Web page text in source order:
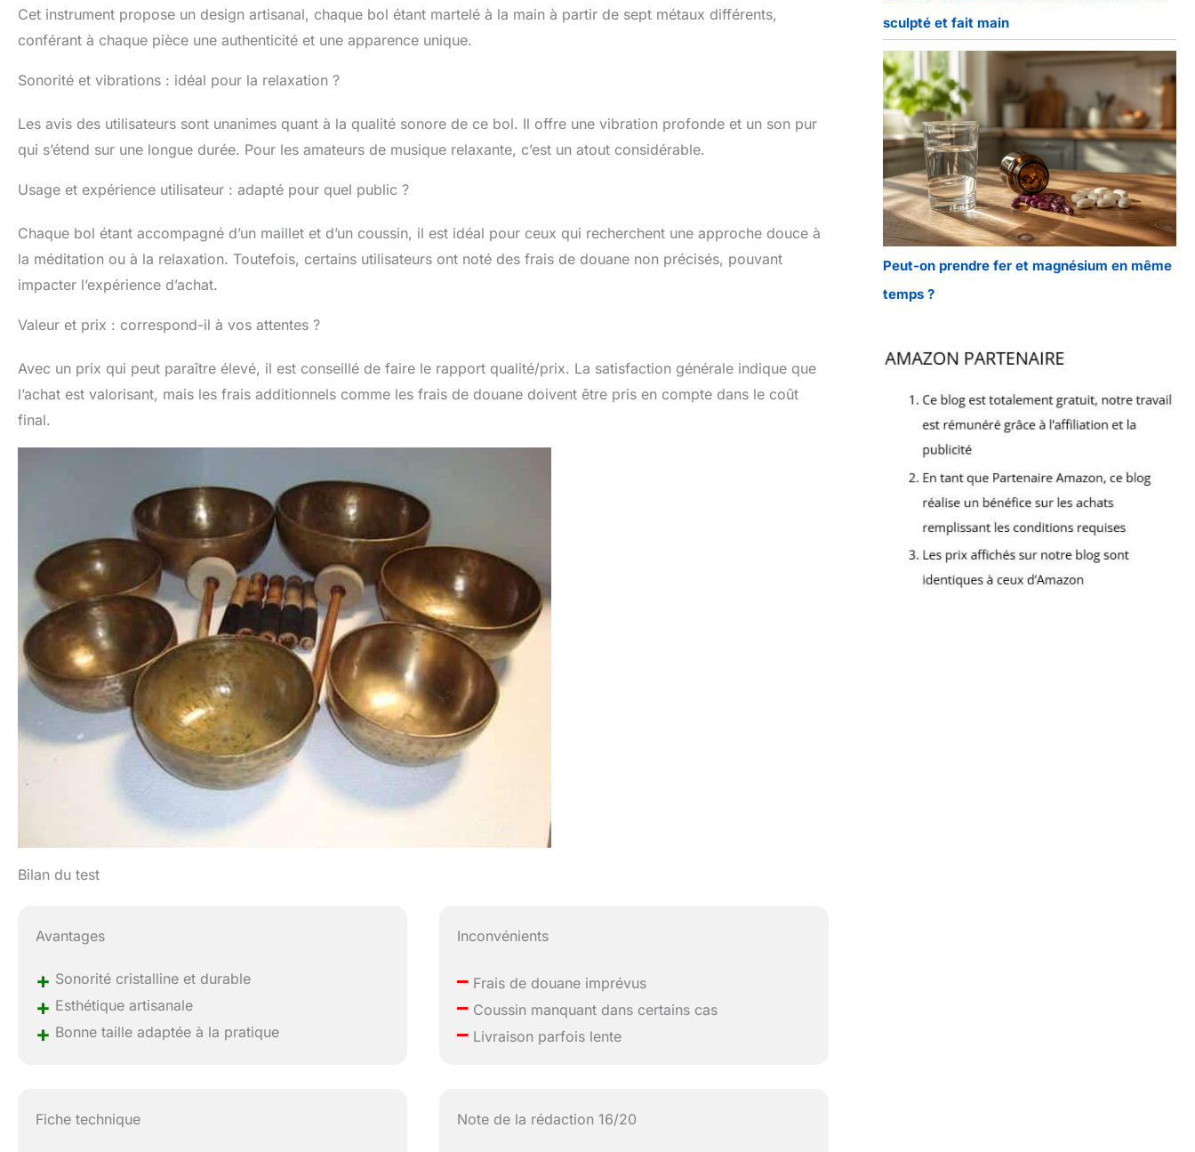
sélectionné pour le meilleur son et fabrication.
Cet instrument propose un design artisanal, chaque bol étant martelé à la main à partir de sept métaux différents,
conférant à chaque pièce une authenticité et une apparence unique.
Sonorité et vibrations : idéal pour la relaxation ?
Les avis des utilisateurs sont unanimes quant à la qualité sonore de ce bol. Il offre une vibration profonde et un son pur
qui s’étend sur une longue durée. Pour les amateurs de musique relaxante, c’est un atout considérable.
Usage et expérience utilisateur : adapté pour quel public ?
Chaque bol étant accompagné d’un maillet et d’un coussin, il est idéal pour ceux qui recherchent une approche douce à
la méditation ou à la relaxation. Toutefois, certains utilisateurs ont noté des frais de douane non précisés, pouvant
impacter l’expérience d’achat.
Valeur et prix : correspond-il à vos attentes ?
Avec un prix qui peut paraître élevé, il est conseillé de faire le rapport qualité/prix. La satisfaction générale indique que
l’achat est valorisant, mais les frais additionnels comme les frais de douane doivent être pris en compte dans le coût
final.
Bilan du test
Avantages
+ Sonorité cristalline et durable
+ Esthétique artisanale
+ Bonne taille adaptée à la pratique
Inconvénients
– Frais de douane imprévus
– Coussin manquant dans certains cas
– Livraison parfois lente
Fiche technique Note de la rédaction 16/20
sculpté et fait main
Peut-on prendre fer et magnésium en même
temps ?